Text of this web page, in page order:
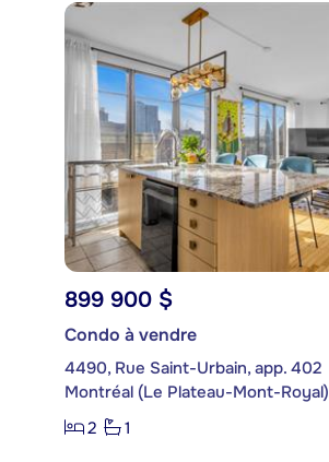
899 900 $
Condo à vendre
4490, Rue Saint-Urbain, app. 402
Montréal (Le Plateau-Mont-Royal)
2
1